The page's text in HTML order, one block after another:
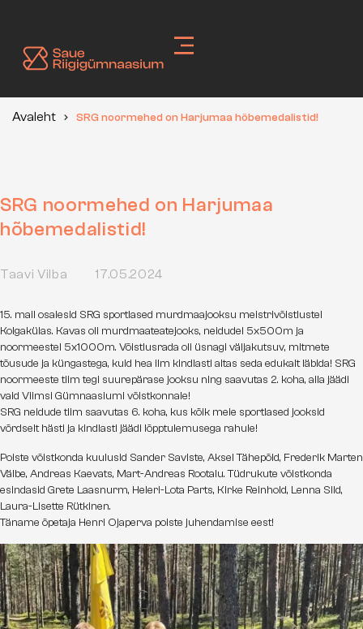
content
Avaleht SRG noormehed on Harjumaa hõbemedalistid!
SRG noormehed on Harjumaa
hõbemedalistid!
Taavi Vilba 17.05.2024
15. mail osalesid SRG sportlased murdmaajooksu meistrivõistlustel
Kolgakülas. Kavas oli murdmaateatejooks, neidudel 5x500m ja
noormeestel 5x1000m. Võistlusrada oli üsnagi väljakutsuv, mitmete
tõusude ja küngastega, kuid hea ilm kindlasti aitas seda edukalt läbida! SRG
noormeeste tiim tegi suurepärase jooksu ning saavutas 2. koha, alla jäädi
vaid Viimsi Gümnaasiumi võistkonnale!
SRG neidude tiim saavutas 6. koha, kus kõik meie sportlased jooksid
võrdselt hästi ja kindlasti jäädi lõpptulemusega rahule!
Poiste võistkonda kuulusid Sander Saviste, Aksel Tähepõld, Frederik Marten
Välbe, Andreas Kaevats, Mart-Andreas Rootalu. Tüdrukute võistkonda
esindasid Grete Laasnurm, Heleri-Lota Parts, Kirke Reinhold, Lenna Sild,
Laura-Lisette Rütkinen.
Täname õpetaja Henri Ojaperva poiste juhendamise eest!